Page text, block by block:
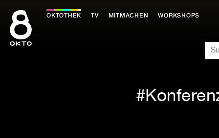
Inhalt
springen
OKTOTHEK TV MITMACHEN WORKSHOPS